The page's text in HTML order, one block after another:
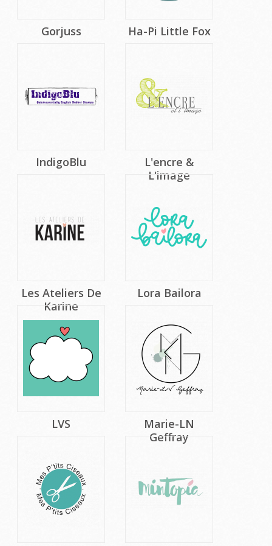
Gorjuss Ha-Pi Little Fox
IndigoBlu
L'encre &
L'image
Les Ateliers De
Karine
Lora Bailora
LVS
Marie-LN
Geffray